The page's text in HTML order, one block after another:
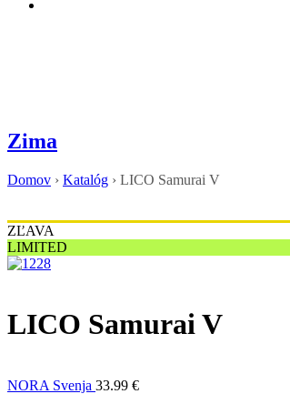
Zima
Domov › Katalóg › LICO Samurai V
ZĽAVA
LIMITED
LICO Samurai V
NORA Svenja 33.99 €